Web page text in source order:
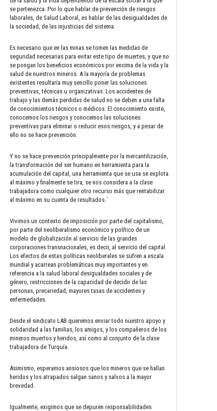
se pertenezca. Por lo que hablar de prevención de riesgos
laborales, de Salud Laboral, es hablar de las desigualdades de
la sociedad, de las injusticias del sistema.
Es necesario que en las minas se tomen las medidas de
seguridad necesarias para evitar este tipo de muertes, y que no
se pongan los beneficios económicos por encima de la vida y la
salud de nuestros mineros. A la mayoría de problemas
existentes resultaría muy sencillo poner las soluciones
preventivas, técnicas u organizativas. Los accidentes de
trabajo y las demás perdidas de salud no se deben a una falta
de conocimientos técnicos o médicos. El conocimiento existe,
conocemos los riesgos y conocemos las soluciones
preventivas para eliminar o reducir esos riesgos, y a pesar de
ello no se hace prevención.
Y no se hace prevención principalmente por la mercantilización,
la transformación del ser humano en herramienta para la
acumulación del capital, una herramienta que se usa se explota
al máximo y finalmente se tira, se nos considera a la clase
trabajadora como cualquier otro recurso más que rentabilizar
al máximo en su cuenta de resultados.´
Vivimos un contexto de imposición por parte del capitalismo,
por parte del neoliberalismo económico y político de un
modelo de globalización al servicio de las grandes
corporaciones transnacionales, es decir, al servicio del capital.
Los efectos de estas políticas neoliberales se sufren a escala
mundial y acarrean problemáticas muy importantes y en
referencia a la salud laboral desigualdades sociales y de
género, restricciones de la capacidad de decidir de las
personas, precariedad, mayores tasas de accidentes y
enfermedades.
Desde el sindicato LAB queremos enviar todo nuestro apoyo y
solidaridad a las familias, los amigos, y los compañeros de los
mineros muertos y heridos, así como al conjunto de la clase
trabajadora de Turquía.
Asimismo, esperamos ansiosos que los mineros que se hallan
heridos y los atrapados salgan sanos y salvos a la mayor
brevedad.
Igualmente, exigimos que se depuren responsabilidades